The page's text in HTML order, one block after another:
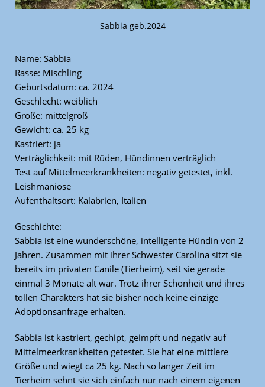
Sabbia geb.2024
Name: Sabbia
Rasse: Mischling
Geburtsdatum: ca. 2024
Geschlecht: weiblich
Größe: mittelgroß
Gewicht: ca. 25 kg
Kastriert: ja
Verträglichkeit: mit Rüden, Hündinnen verträglich
Test auf Mittelmeerkrankheiten: negativ getestet, inkl.
Leishmaniose
Aufenthaltsort: Kalabrien, Italien
Geschichte:
Sabbia ist eine wunderschöne, intelligente Hündin von 2
Jahren. Zusammen mit ihrer Schwester Carolina sitzt sie
bereits im privaten Canile (Tierheim), seit sie gerade
einmal 3 Monate alt war. Trotz ihrer Schönheit und ihres
tollen Charakters hat sie bisher noch keine einzige
Adoptionsanfrage erhalten.
Sabbia ist kastriert, gechipt, geimpft und negativ auf
Mittelmeerkrankheiten getestet. Sie hat eine mittlere
Größe und wiegt ca 25 kg. Nach so langer Zeit im
Tierheim sehnt sie sich einfach nur nach einem eigenen